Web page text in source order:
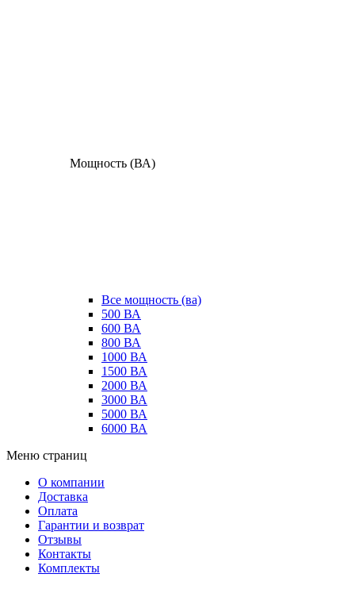
Мощность (ВА)
Все мощность (ва)
500 ВА
600 ВА
800 ВА
1000 ВА
1500 ВА
2000 ВА
3000 ВА
5000 ВА
6000 ВА
Меню страниц
О компании
Доставка
Оплата
Гарантии и возврат
Отзывы
Контакты
Комплекты